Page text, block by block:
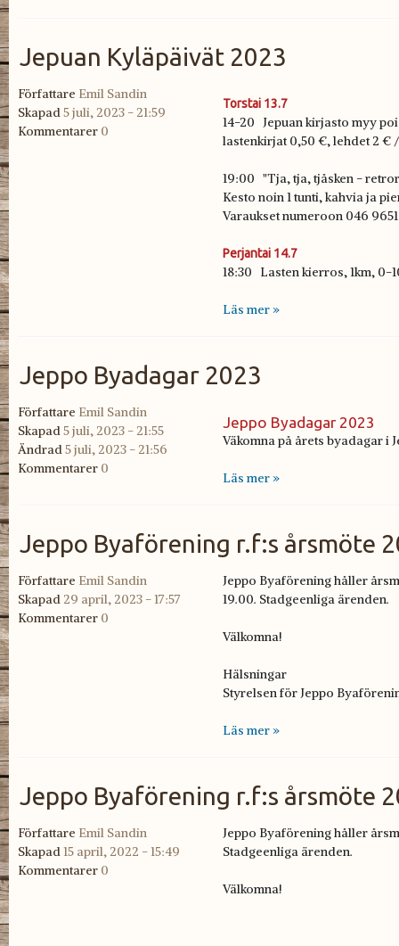
Jepuan Kyläpäivät 2023
Författare Emil Sandin
Skapad5 juli, 2023 - 21:59
Kommentarer 0
Torstai 13.7
14-20 Jepuan kirjasto myy
lastenkirjat 0,50 €, lehdet 2 €
19:00 "Tja, tja, tjåsken -
Kesto noin 1 tunti, kahvia ja
Varaukset numeroon 046
Perjantai 14.7
18:30 Lasten kierros, 1km, 0-
Läs mer »
Jeppo Byadagar 2023
Författare Emil Sandin
Skapad5 juli, 2023 - 21:55
Ändrad5 juli, 2023 - 21:56
Kommentarer 0
Jeppo Byadagar 2023
Väkomna på årets byadagar i
Läs mer »
Jeppo Byaförening r.f:s årsmöte
Författare Emil Sandin
Skapad 29 april, 2023 - 17:57
Kommentarer 0
Jeppo Byaförening håller
19.00. Stadgeenliga ärenden.
Välkomna!
Hälsningar
Styrelsen för Jeppo
Läs mer »
Jeppo Byaförening r.f:s årsmöte
Författare Emil Sandin
Skapad15 april, 2022 - 15:49
Kommentarer 0
Jeppo Byaförening håller
Stadgeenliga ärenden.
Välkomna!